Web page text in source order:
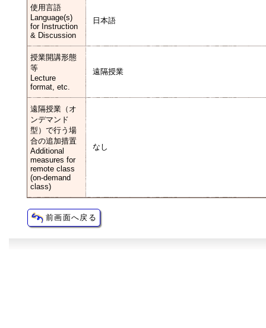
使用言語
Language(s)
for Instruction
& Discussion
日本語
授業開講形態
等
Lecture
format, etc.
遠隔授業
遠隔授業（オ
ンデマンド
型）で行う場
合の追加措置
Additional
measures for
remote class
(on-demand
class)
なし